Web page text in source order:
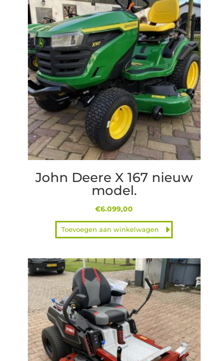
John Deere X 167 nieuw
model.
€6.099,00
Toevoegen aan winkelwagen